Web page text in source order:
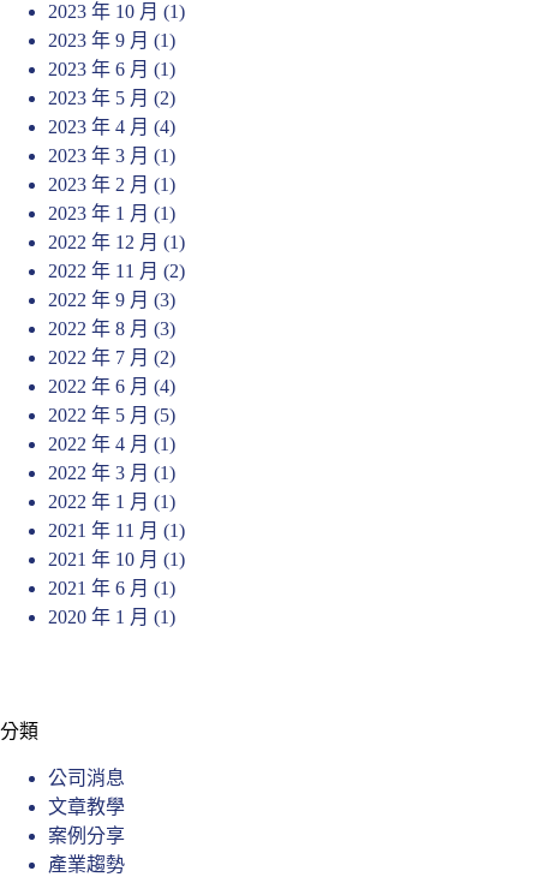
2023 年 10 月 (1)
2023 年 9 月 (1)
2023 年 6 月 (1)
2023 年 5 月 (2)
2023 年 4 月 (4)
2023 年 3 月 (1)
2023 年 2 月 (1)
2023 年 1 月 (1)
2022 年 12 月 (1)
2022 年 11 月 (2)
2022 年 9 月 (3)
2022 年 8 月 (3)
2022 年 7 月 (2)
2022 年 6 月 (4)
2022 年 5 月 (5)
2022 年 4 月 (1)
2022 年 3 月 (1)
2022 年 1 月 (1)
2021 年 11 月 (1)
2021 年 10 月 (1)
2021 年 6 月 (1)
2020 年 1 月 (1)
分類
公司消息
文章教學
案例分享
產業趨勢